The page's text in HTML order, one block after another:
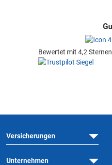
Bewertet mit 4,2
Versicherungen
Unternehmen